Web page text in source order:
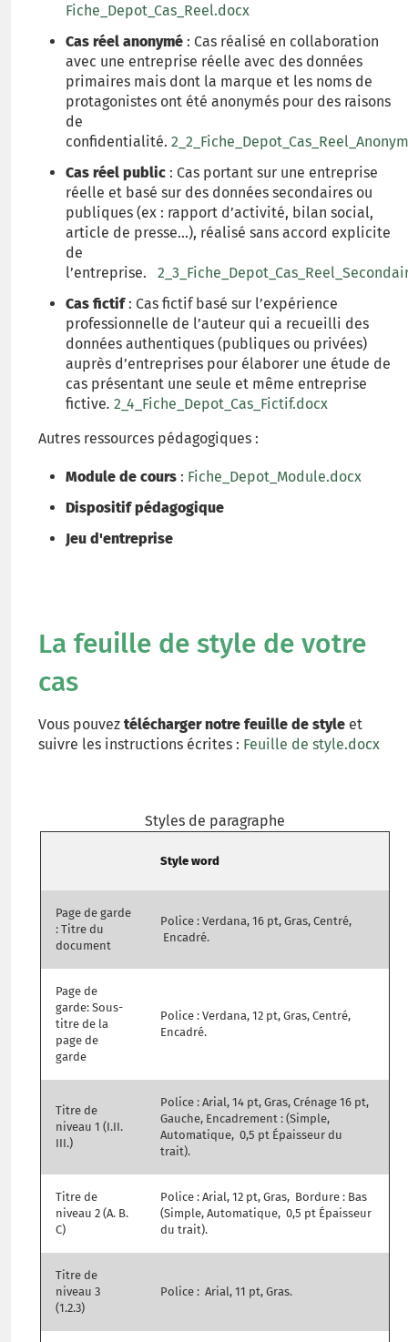
Fiche_Depot_Cas_Reel.docx
Cas réel anonymé : Cas réalisé en collaboration
avec une entreprise réelle avec des données
primaires mais dont la marque et les noms de
protagonistes ont été anonymés pour des raisons
de
confidentialité.
Cas réel public : Cas portant sur une entreprise
réelle et basé sur des données secondaires ou
publiques (ex : rapport d’activité, bilan social,
article de presse...), réalisé sans accord explicite
de
l’entreprise.
Cas fictif : Cas fictif basé sur l’expérience
professionnelle de l’auteur qui a recueilli des
données authentiques (publiques ou privées)
auprès d’entreprises pour élaborer une étude de
cas présentant une seule et même entreprise
fictive. 2_4_Fiche_Depot_Cas_Fictif.docx
Autres ressources pédagogiques :
Module de cours : Fiche_Depot_Module.docx
Dispositif pédagogique
Jeu d'entreprise
La feuille de style de votre
cas
Vous pouvez télécharger notre feuille de style et
suivre les instructions écrites : Feuille de style.docx
Styles de paragraphe
Style word
Page de garde
: Titre du
document
Police : Verdana, 16 pt, Gras, Centré,
Encadré.
Page de
garde: Sous-
titre de la
page de
garde
Police : Verdana, 12 pt, Gras, Centré,
Encadré.
Titre de
niveau 1 (I.II.
III.)
Police : Arial, 14 pt, Gras, Crénage 16 pt,
Gauche, Encadrement : (Simple,
Automatique, 0,5 pt Épaisseur du
trait).
Titre de
niveau 2 (A. B.
C)
Police : Arial, 12 pt, Gras, Bordure : Bas
(Simple, Automatique, 0,5 pt Épaisseur
du trait).
Titre de
niveau 3
(1.2.3)
Police : Arial, 11 pt, Gras.